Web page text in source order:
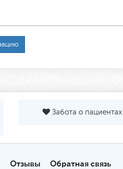
Забота о пациентах
Отзывы Обратная связь